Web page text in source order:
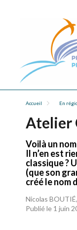
Accueil En
Atelier
Voilà un
Il n’en est
classique ?
(que son
créé le nom
Nicolas
Publié le 1 juin